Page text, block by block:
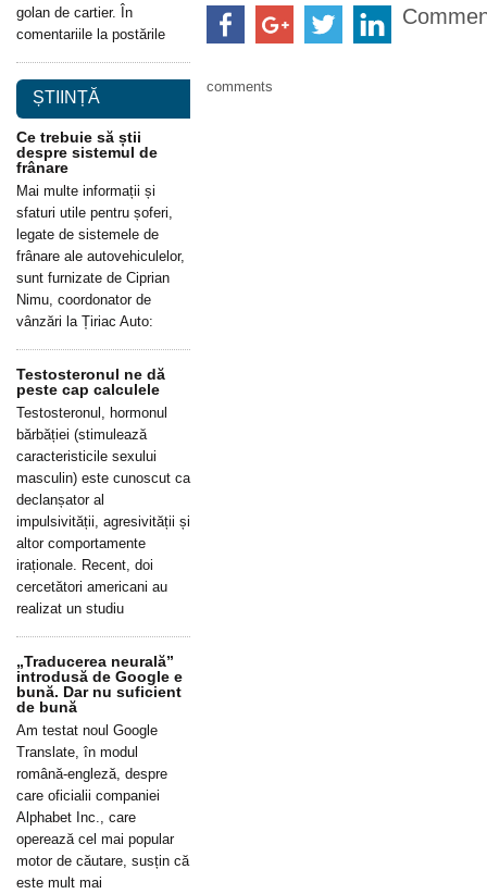
comments
golan de cartier. În
comentariile la postările
ȘTIINȚĂ
Ce trebuie să știi
despre sistemul de
frânare
Mai multe informații și
sfaturi utile pentru șoferi,
legate de sistemele de
frânare ale autovehiculelor,
sunt furnizate de Ciprian
Nimu, coordonator de
vânzări la Țiriac Auto:
Testosteronul ne dă
peste cap calculele
Testosteronul, hormonul
bărbăției (stimulează
caracteristicile sexului
masculin) este cunoscut ca
declanșator al
impulsivității, agresivității și
altor comportamente
iraționale. Recent, doi
cercetători americani au
realizat un studiu
„Traducerea neurală”
introdusă de Google e
bună. Dar nu suficient
de bună
Am testat noul Google
Translate, în modul
română-engleză, despre
care oficialii companiei
Alphabet Inc., care
operează cel mai popular
motor de căutare, susțin că
este mult mai